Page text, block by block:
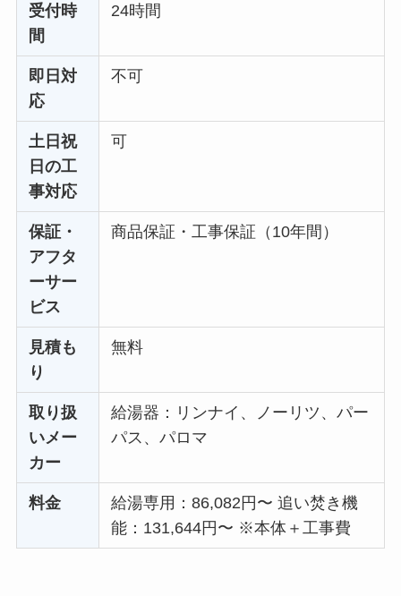
受付時
間
24時間
即日対
応
不可
土日祝
日の工
事対応
可
保証・
アフタ
ーサー
ビス
商品保証・工事保証（10年間）
見積も
り
無料
取り扱
いメー
カー
給湯器：リンナイ、ノーリツ、パー
パス、パロマ
料金
給湯専用：86,082円〜 追い焚き機
能：131,644円〜 ※本体＋工事費